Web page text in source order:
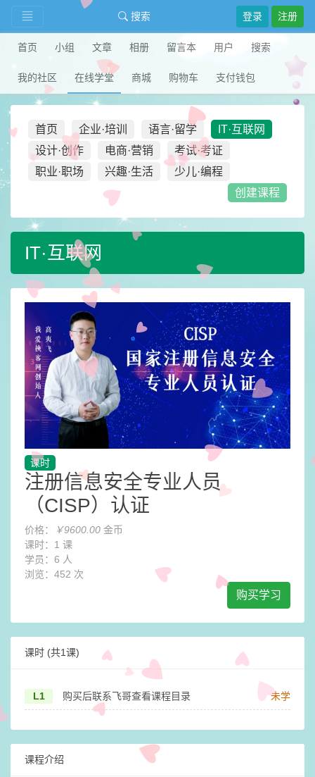
搜索 登录 注册
首页 小组 文章 相册 留言本 用户 搜索
我的社区 在线学堂 商城 购物车 支付钱包
首页 企业·培训 语言·留学
IT·互联网
设计·创作
电商·营销
考试·考证
职业·职场
兴趣·生活
少儿·编程
创建课程
IT·互联网
课时
注册信息安全专业人员
（CISP）认证
价格： ￥9600.00 金币
课时： 1 课
学员： 6 人
浏览： 452 次
购买学习
课时 (共1课)
L1 购买后联系飞哥查看课程目录 未学
课程介绍